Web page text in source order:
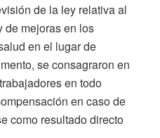
de la ley relativa al
de mejoras en los
en el lugar de
se consagraron en
en todo
en caso de
como resultado directo